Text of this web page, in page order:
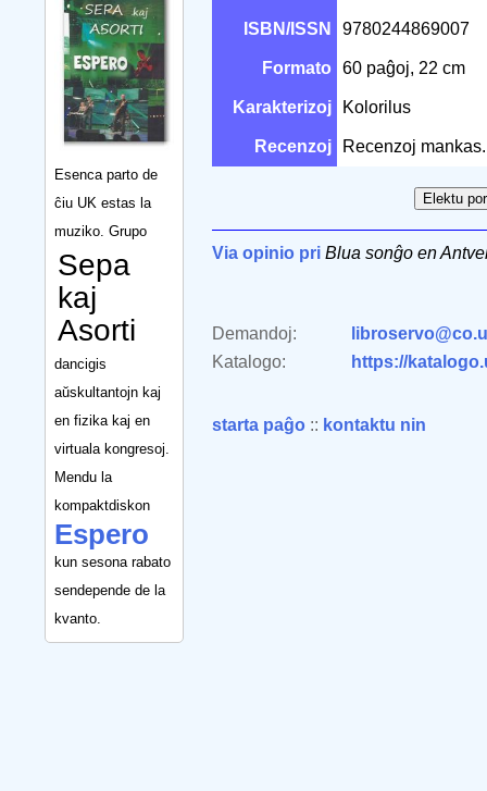
Esenca parto de
ĉiu UK estas la
muziko. Grupo
Sepa
kaj
Asorti
dancigis
aŭskultantojn kaj
en fizika kaj en
virtuala kongresoj.
Mendu la
kompaktdiskon
Espero
kun sesona rabato
sendepende de la
kvanto.
ISBN/ISSN 9780244869007
Formato 60 paĝoj, 22 cm
Karakterizoj Kolorilus
Recenzoj Recenzoj mankas.
Via opinio pri Blua sonĝo en
Demandoj:
Katalogo:
https://
starta paĝo :: kontaktu nin